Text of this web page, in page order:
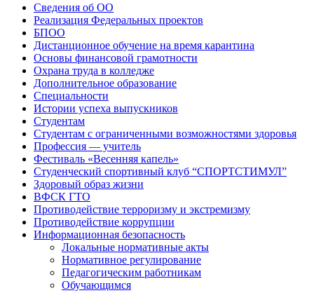
Сведения об ОО
Реализация Федеральных проектов
БПОО
Дистанционное обучение на время карантина
Основы финансовой грамотности
Охрана труда в колледже
Дополнительное образование
Специальности
Истории успеха выпускников
Студентам
Студентам с ограниченными возможностями здоровья
Профессия — учитель
Фестиваль «Весенняя капель»
Студенческий спортивный клуб “СПОРТСТИМУЛ”
Здоровый образ жизни
ВФСК ГТО
Противодействие терроризму и экстремизму
Противодействие коррупции
Информационная безопасность
Локальные нормативные акты
Нормативное регулирование
Педагогическим работникам
Обучающимся